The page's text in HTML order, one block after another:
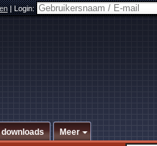
|Login:
downloads Meer